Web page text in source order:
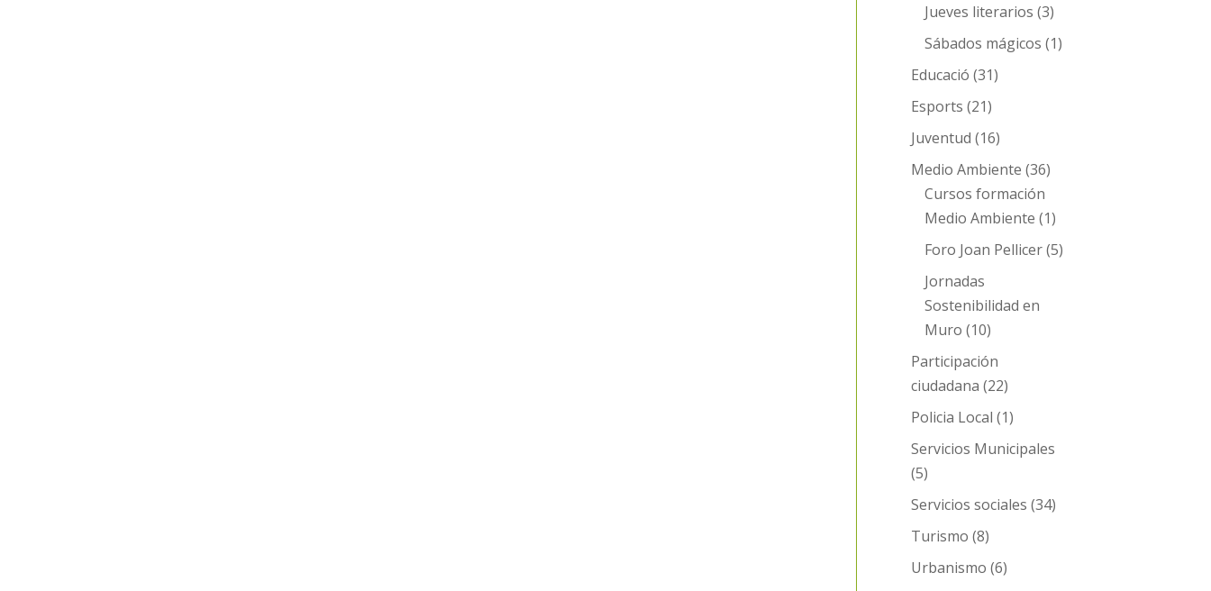
Jueves literarios (3)
Sábados mágicos (1)
Educació (31)
Esports (21)
Juventud (16)
Medio Ambiente (36)
Cursos formación
Medio Ambiente (1)
Foro Joan Pellicer(5)
Jornadas
Sostenibilidad en
Muro (10)
Participación
ciudadana (22)
Policia Local (1)
Servicios Municipales
(5)
Servicios sociales (34)
Turismo (8)
Urbanismo (6)